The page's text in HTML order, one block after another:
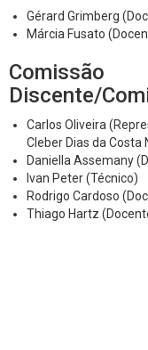
Gérard Grimberg
Márcia Fusato
Comissão
Discente/
Carlos Oliveira
Cleber Dias da Costa
Daniella Assemany
Ivan Peter (Técnico)
Rodrigo Cardoso
Thiago Hartz